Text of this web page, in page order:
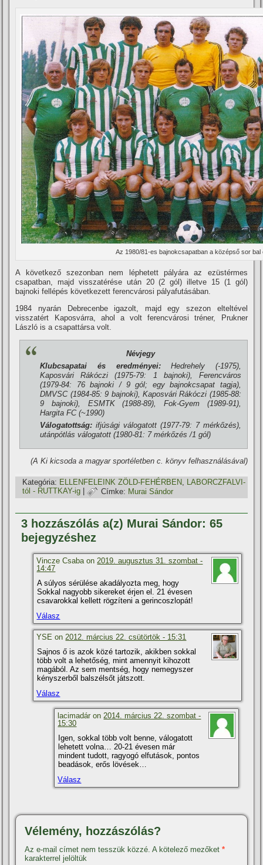
Az 1980/81-es bajnokcsapatban a középső sor bal
A következő szezonban nem léphetett pályára az ezüstérmes
csapatban, majd visszatérése után 20 (2 gól) illetve 15 (1 gól)
bajnoki fellépés következett ferencvárosi pályafutásában.
1984 nyarán Debrecenbe igazolt, majd egy szezon elteltével
visszatért Kaposvárra, ahol a volt ferencvárosi tréner, Prukner
László is a csapattársa volt.
Névjegy
Klubcsapatai és eredményei:Hedrehely (-1975),
Kaposvári Rákóczi (1975-79: 1 bajnoki), Ferencváros
(1979-84: 76 bajnoki / 9 gól; egy bajnokcsapat tagja),
DMVSC (1984-85: 9 bajnoki), Kaposvári Rákóczi (1985-88:
9 bajnoki), ESMTK (1988-89), Fok-Gyem (1989-91),
Hargita FC (~1990)
Válogatottság: ifjúsági válogatott (1977-79: 7 mérkőzés),
utánpótlás válogatott (1980-81: 7 mérkőzés /1 gól)
(A Ki kicsoda a magyar sportéletben c. könyv felhasználásával)
Kategória: ELLENFELEINK ZÖLD-FEHÉRBEN, LABORCZFALVI-
tól - RUTTKAY-ig | Címke: Murai Sándor
3 hozzászólás a(z) Murai Sándor: 65
bejegyzéshez
Vincze Csaba on2019. augusztus 31. szombat -
14:47
A súlyos sérülése akadályozta meg, hogy
Sokkal nagyobb sikereket érjen el. 21 évesen
csavarokkal kellett rögzí­teni a gerincoszlopát!
Válasz
YSE on2012. március 22. csütörtök - 15:31
Sajnos ő is azok közé tartozik, akikben sokkal
több volt a lehetőség, mint amennyit kihozott
magából. Az sem mentség, hogy nemegyszer
kényszerből balszélsőt játszott.
Válasz
lacimadár on 2014. március 22. szombat -
15:30
Igen, sokkal több volt benne, válogatott
lehetett volna… 20-21 évesen már
mindent tudott, ragyogó elfutások, pontos
beadások, erős lövések…
Válasz
Vélemény, hozzászólás?
Az e-mail címet nem tesszük közzé. A kötelező mezőket*
karakterrel jelöltük